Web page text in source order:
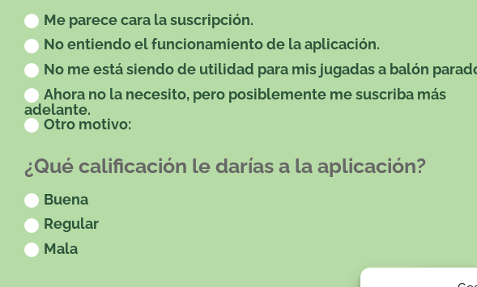
Me parece cara la suscripción.
No entiendo el funcionamiento de la aplicación.
No me está siendo de utilidad para mis jugadas a balón
Ahora no la necesito, pero posiblemente me suscriba más
adelante.
Otro motivo:
¿Qué calificación le darías a la aplicación?
Buena
Regular
Mala